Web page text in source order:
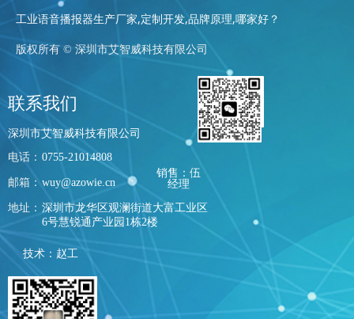
电话： 0755-21014808
邮箱： wuy@azowie.cn
地址： 深圳市龙华区观澜街道大富工业区
6号慧锐通产业园1栋2楼
联系我们
深圳市艾智威科技有限公司
销售：伍
经理
版权所有 © 深圳市艾智威科技有限公司
工业语音播报器生产厂家,定制开发,品牌原理,哪家好？
技术：赵工